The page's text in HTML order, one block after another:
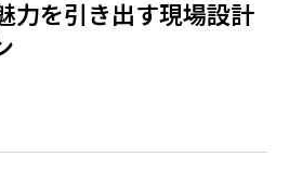
受講申込はこちら
力を引き出す現場設計